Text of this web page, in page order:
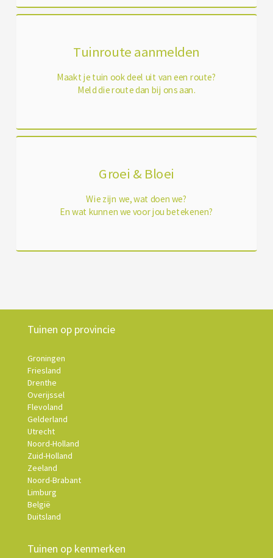
Tuinroute aanmelden
Maakt je tuin ook deel uit van een route?
Meld die route dan bij ons aan.
Groei & Bloei
Wie zijn we, wat doen we?
En wat kunnen we voor jou betekenen?
Tuinen op provincie
Groningen
Friesland
Drenthe
Overijssel
Flevoland
Gelderland
Utrecht
Noord-Holland
Zuid-Holland
Zeeland
Noord-Brabant
Limburg
België
Duitsland
Tuinen op kenmerken